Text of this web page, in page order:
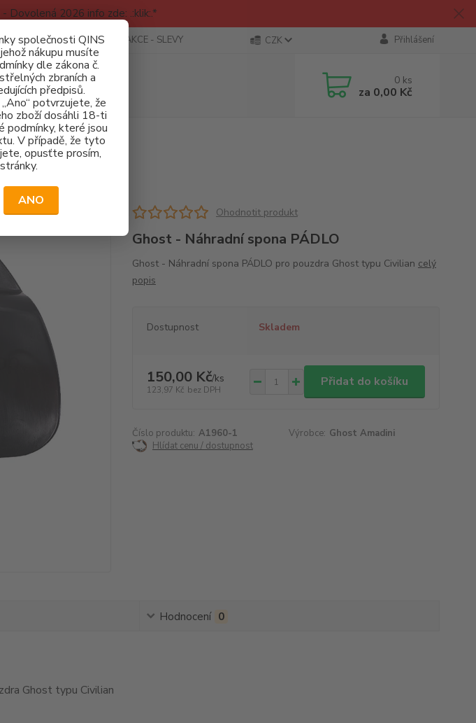
Dovolená 2026 info zde: .:klik:.*
společnosti QINS
nákupu musíte
dle zákona č.
zbraních a
předpisů.
potvrzujete, že
zboží dosáhli 18-ti
podmínky, které jsou
V případě, že tyto
opusťte prosím,
ANO
SPORTOVNÍ AKCE AKCE - SLEVY CZK Přihlášení
Hledat 0 ks
za 0,00 Kč
- Náhradní spona PÁDLO
PÁDLO
Ohodnotit produkt
Ghost - Náhradní spona PÁDLO
Ghost - Náhradní spona PÁDLO pro pouzdra Ghost typu Civilian celý
popis
Dostupnost Skladem
150,00 Kč/ks
123,97 Kč bez DPH
Přidat do košíku
Číslo produktu: A1960-1 Výrobce: Ghost Amadini
Hlídat cenu / dostupnost
Hodnocení 0
Ghost typu Civilian